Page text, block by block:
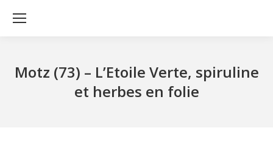
Motz (73) – L’Etoile Verte, spiruline
et herbes en folie